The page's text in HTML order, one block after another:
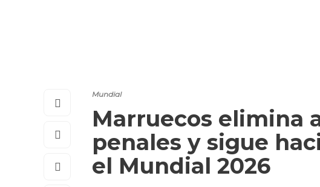
Mundial
Marruecos elimina
penales y sigue
el Mundial 2026